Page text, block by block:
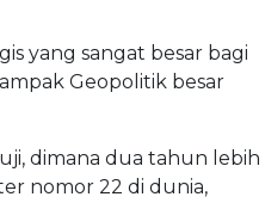
yang sangat besar bagi
Geopolitik besar
dimana dua tahun lebih
nomor 22 di dunia,